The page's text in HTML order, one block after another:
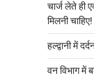
चार्ज लेते ही
मिलनी चाहिए!
हल्द्वानी में
वन विभाग में